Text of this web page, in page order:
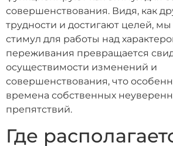
совершенствования. Видя, как
трудности и достигают целей,
стимул для работы над
переживания превращается
осуществимости изменений и
совершенствования, что
времена собственных
препятствий.
Где